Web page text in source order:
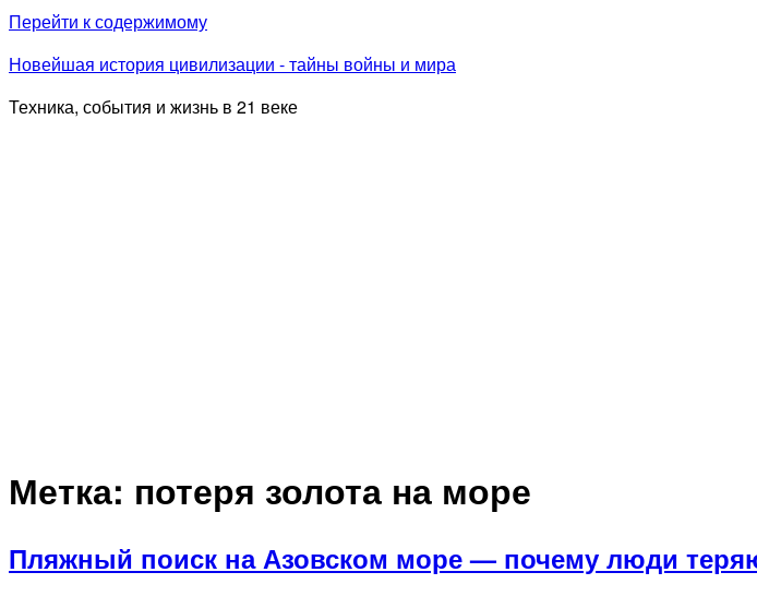
Перейти к содержимому
Новейшая история цивилизации - тайны войны и мира
Техника, события и жизнь в 21 веке
Метка: потеря золота на море
Пляжный поиск на Азовском море — почему люди